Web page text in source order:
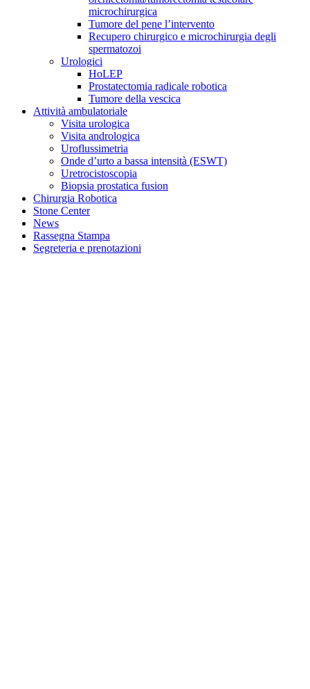
microchirurgica
Tumore del pene l’intervento
Recupero chirurgico e microchirurgia degli
spermatozoi
Urologici
HoLEP
Prostatectomia radicale robotica
Tumore della vescica
Attività ambulatoriale
Visita urologica
Visita andrologica
Uroflussimetria
Onde d’urto a bassa intensità (ESWT)
Uretrocistoscopia
Biopsia prostatica fusion
Chirurgia Robotica
Stone Center
News
Rassegna Stampa
Segreteria e prenotazioni